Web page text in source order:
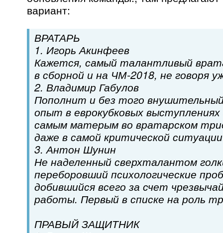
вариант:
ВРАТАРЬ
1. Игорь Акинфеев
Кажется, самый талантливый
в сборной и на ЧМ-2018, не говоря
2. Владимир Габулов
Пополнит и без того
опыт в еврокубковых
самым матерым во вратарском
даже в самой критической
3. Антон Шунин
Не наделенный сверхталантом
переборовший психологические
добившийся всего за счет
работы. Первый в списке на роль
ПРАВЫЙ ЗАЩИТНИК